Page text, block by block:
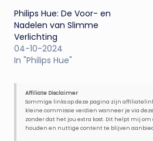
Philips Hue: De Voor- en
Nadelen van Slimme
Verlichting
04-10-2024
In "Philips Hue"
Affiliate Disclaimer
Sommige links op deze pagina zijn
kleine commissie verdien wanneer je via
zonder dat het jou extra kost. Dit helpt mij
houden en nuttige content te blijven